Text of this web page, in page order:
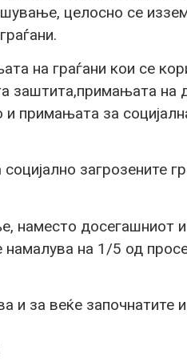
целосно се
на граѓани кои се
заштита,примањата на
примањата за
загрозените
наместо досегашниот
на 1/5 од
и за веќе започнатите